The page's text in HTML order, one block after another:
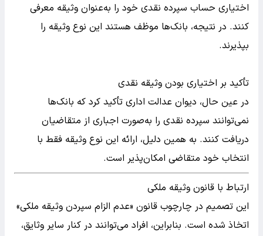
اختیاری حساب سپرده نقدی خود را به‌عنوان وثیقه معرفی
کنند. در نتیجه، بانک‌ها موظف هستند این نوع وثیقه را
بپذیرند.
تأکید بر اختیاری بودن وثیقه نقدی
در عین حال، دیوان عدالت اداری تأکید کرد که بانک‌ها
نمی‌توانند سپرده نقدی را به‌صورت اجباری از متقاضیان
دریافت کنند. به همین دلیل، ارائه این نوع وثیقه فقط با
انتخاب خود متقاضی امکان‌پذیر است.
ارتباط با قانون وثیقه ملکی
این تصمیم در چارچوب قانون «عدم الزام سپردن وثیقه ملکی»
اتخاذ شده است. بنابراین، افراد می‌توانند در کنار سایر وثایق،